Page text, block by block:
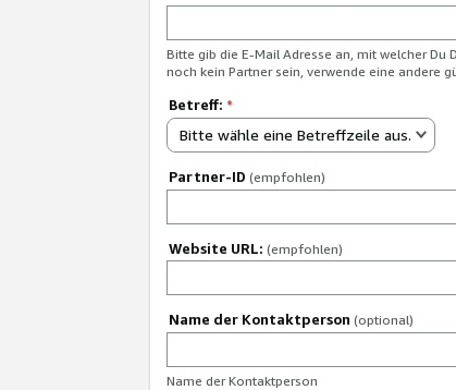
Bitte gib die E-Mail Adresse an, mit welcher Du
noch kein Partner sein, verwende eine andere
Betreff: *
Bitte wähle eine Betreffzeile aus.
Partner-ID (empfohlen)
Website URL: (empfohlen)
Name der Kontaktperson (optional)
Name der Kontaktperson